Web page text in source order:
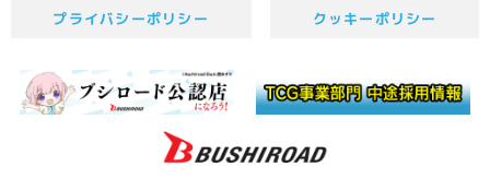
プライバシーポリシー クッキーポリシー